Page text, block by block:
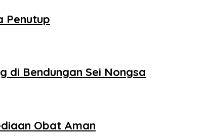
Penutup
di Bendungan Sei Nongsa
Obat Aman